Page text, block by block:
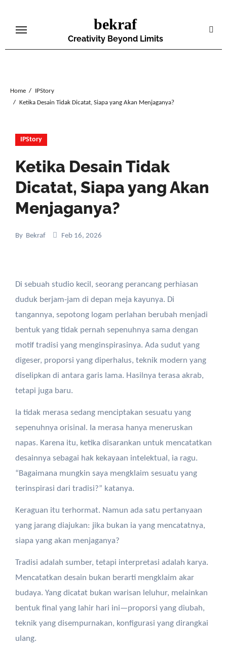
content
bekraf
Creativity Beyond Limits
Home
IPStory
Ketika Desain Tidak Dicatat, Siapa yang Akan Menjaganya?
IPStory
Ketika Desain Tidak
Dicatat, Siapa yang Akan
Menjaganya?
By Bekraf Feb 16, 2026
Di sebuah studio kecil, seorang perancang perhiasan
duduk berjam-jam di depan meja kayunya. Di
tangannya, sepotong logam perlahan berubah menjadi
bentuk yang tidak pernah sepenuhnya sama dengan
motif tradisi yang menginspirasinya. Ada sudut yang
digeser, proporsi yang diperhalus, teknik modern yang
diselipkan di antara garis lama. Hasilnya terasa akrab,
tetapi juga baru.
Ia tidak merasa sedang menciptakan sesuatu yang
sepenuhnya orisinal. Ia merasa hanya meneruskan
napas. Karena itu, ketika disarankan untuk mencatatkan
desainnya sebagai hak kekayaan intelektual, ia ragu.
“Bagaimana mungkin saya mengklaim sesuatu yang
terinspirasi dari tradisi?” katanya.
Keraguan itu terhormat. Namun ada satu pertanyaan
yang jarang diajukan: jika bukan ia yang mencatatnya,
siapa yang akan menjaganya?
Tradisi adalah sumber, tetapi interpretasi adalah karya.
Mencatatkan desain bukan berarti mengklaim akar
budaya. Yang dicatat bukan warisan leluhur, melainkan
bentuk final yang lahir hari ini—proporsi yang diubah,
teknik yang disempurnakan, konfigurasi yang dirangkai
ulang.